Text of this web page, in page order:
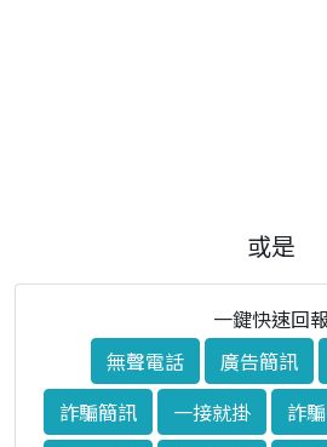
或是
一鍵快速回報
無聲電話
廣告簡訊
詐騙簡訊
一接就掛 詐